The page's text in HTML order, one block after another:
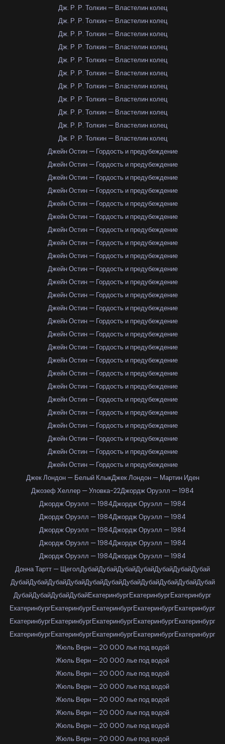
Дж. Р. Р. Толкин — Властелин колец
Дж. Р. Р. Толкин — Властелин колец
Дж. Р. Р. Толкин — Властелин колец
Дж. Р. Р. Толкин — Властелин колец
Дж. Р. Р. Толкин — Властелин колец
Дж. Р. Р. Толкин — Властелин колец
Дж. Р. Р. Толкин — Властелин колец
Дж. Р. Р. Толкин — Властелин колец
Дж. Р. Р. Толкин — Властелин колец
Дж. Р. Р. Толкин — Властелин колец
Дж. Р. Р. Толкин — Властелин колец
Джейн Остин — Гордость и предубеждение
Джейн Остин — Гордость и предубеждение
Джейн Остин — Гордость и предубеждение
Джейн Остин — Гордость и предубеждение
Джейн Остин — Гордость и предубеждение
Джейн Остин — Гордость и предубеждение
Джейн Остин — Гордость и предубеждение
Джейн Остин — Гордость и предубеждение
Джейн Остин — Гордость и предубеждение
Джейн Остин — Гордость и предубеждение
Джейн Остин — Гордость и предубеждение
Джейн Остин — Гордость и предубеждение
Джейн Остин — Гордость и предубеждение
Джейн Остин — Гордость и предубеждение
Джейн Остин — Гордость и предубеждение
Джейн Остин — Гордость и предубеждение
Джейн Остин — Гордость и предубеждение
Джейн Остин — Гордость и предубеждение
Джейн Остин — Гордость и предубеждение
Джейн Остин — Гордость и предубеждение
Джейн Остин — Гордость и предубеждение
Джейн Остин — Гордость и предубеждение
Джейн Остин — Гордость и предубеждение
Джейн Остин — Гордость и предубеждение
Джейн Остин — Гордость и предубеждение
Джек Лондон — Белый КлыкДжек Лондон — Мартин Иден
Джозеф Хеллер — Уловка-22Джордж Оруэлл — 1984
Джордж Оруэлл — 1984Джордж Оруэлл — 1984
Джордж Оруэлл — 1984Джордж Оруэлл — 1984
Джордж Оруэлл — 1984Джордж Оруэлл — 1984
Джордж Оруэлл — 1984Джордж Оруэлл — 1984
Джордж Оруэлл — 1984Джордж Оруэлл — 1984
Донна Тартт — ЩеголДубайДубайДубайДубайДубайДубайДубай
ДубайДубайДубайДубайДубайДубайДубайДубайДубайДубайДубай
ДубайДубайДубайДубайЕкатеринбургЕкатеринбургЕкатеринбург
ЕкатеринбургЕкатеринбургЕкатеринбургЕкатеринбургЕкатеринбург
ЕкатеринбургЕкатеринбургЕкатеринбургЕкатеринбургЕкатеринбург
ЕкатеринбургЕкатеринбургЕкатеринбургЕкатеринбургЕкатеринбург
Жюль Верн — 20 000 лье под водой
Жюль Верн — 20 000 лье под водой
Жюль Верн — 20 000 лье под водой
Жюль Верн — 20 000 лье под водой
Жюль Верн — 20 000 лье под водой
Жюль Верн — 20 000 лье под водой
Жюль Верн — 20 000 лье под водой
Жюль Верн — 20 000 лье под водой